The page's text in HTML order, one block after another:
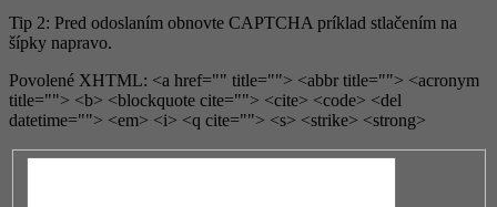
Tip 2: Pred odoslaním obnovte CAPTCHA príklad stlačením na
šípky napravo.
Povolené XHTML: <a href="" title=""> <abbr title=""> <acronym
title=""> <b> <blockquote cite=""> <cite> <code> <del
datetime=""> <em> <i> <q cite=""> <s> <strike> <strong>